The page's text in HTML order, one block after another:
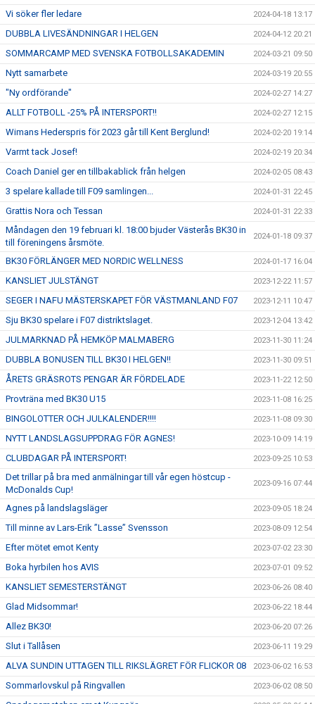
Vi söker fler ledare 2024-04-18 13:17
DUBBLA LIVESÄNDNINGAR I HELGEN 2024-04-12 20:21
SOMMARCAMP MED SVENSKA FOTBOLLSAKADEMIN 2024-03-21 09:50
Nytt samarbete 2024-03-19 20:55
"Ny ordförande" 2024-02-27 14:27
ALLT FOTBOLL -25% PÅ INTERSPORT!! 2024-02-27 12:15
Wimans Hederspris för 2023 går till Kent Berglund! 2024-02-20 19:14
Varmt tack Josef! 2024-02-19 20:34
Coach Daniel ger en tillbakablick från helgen 2024-02-05 08:43
3 spelare kallade till F09 samlingen... 2024-01-31 22:45
Grattis Nora och Tessan 2024-01-31 22:33
Måndagen den 19 februari kl. 18:00 bjuder Västerås BK30 in
till föreningens årsmöte.
2024-01-18 09:37
BK30 FÖRLÄNGER MED NORDIC WELLNESS 2024-01-17 16:04
KANSLIET JULSTÄNGT 2023-12-22 11:57
SEGER I NAFU MÄSTERSKAPET FÖR VÄSTMANLAND F07 2023-12-11 10:47
Sju BK30 spelare i F07 distriktslaget. 2023-12-04 13:42
JULMARKNAD PÅ HEMKÖP MALMABERG 2023-11-30 11:24
DUBBLA BONUSEN TILL BK30 I HELGEN!! 2023-11-30 09:51
ÅRETS GRÄSROTS PENGAR ÄR FÖRDELADE 2023-11-22 12:50
Provträna med BK30 U15 2023-11-08 16:25
BINGOLOTTER OCH JULKALENDER!!!! 2023-11-08 09:30
NYTT LANDSLAGSUPPDRAG FÖR AGNES! 2023-10-09 14:19
CLUBDAGAR PÅ INTERSPORT! 2023-09-25 10:53
Det trillar på bra med anmälningar till vår egen höstcup -
McDonalds Cup!
2023-09-16 07:44
Agnes på landslagsläger 2023-09-05 18:24
Till minne av Lars-Erik ”Lasse” Svensson 2023-08-09 12:54
Efter mötet emot Kenty 2023-07-02 23:30
Boka hyrbilen hos AVIS 2023-07-01 09:52
KANSLIET SEMESTERSTÄNGT 2023-06-26 08:40
Glad Midsommar! 2023-06-22 18:44
Allez BK30! 2023-06-20 07:26
Slut i Tallåsen 2023-06-11 19:29
ALVA SUNDIN UTTAGEN TILL RIKSLÄGRET FÖR FLICKOR 08 2023-06-02 16:53
Sommarlovskul på Ringvallen 2023-06-02 08:50